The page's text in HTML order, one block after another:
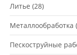
Литье (28)
Металлообработка
Пескоструйные